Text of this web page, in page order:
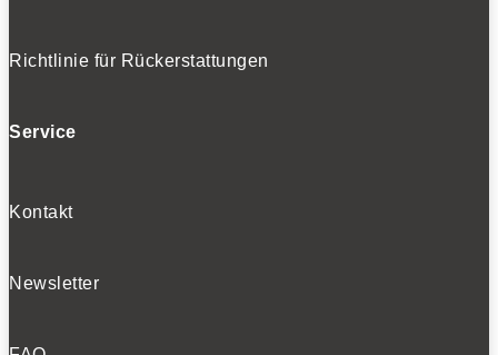
Richtlinie für Rückerstattungen
Service
Kontakt
Newsletter